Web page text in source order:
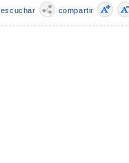
compartir
escuchar